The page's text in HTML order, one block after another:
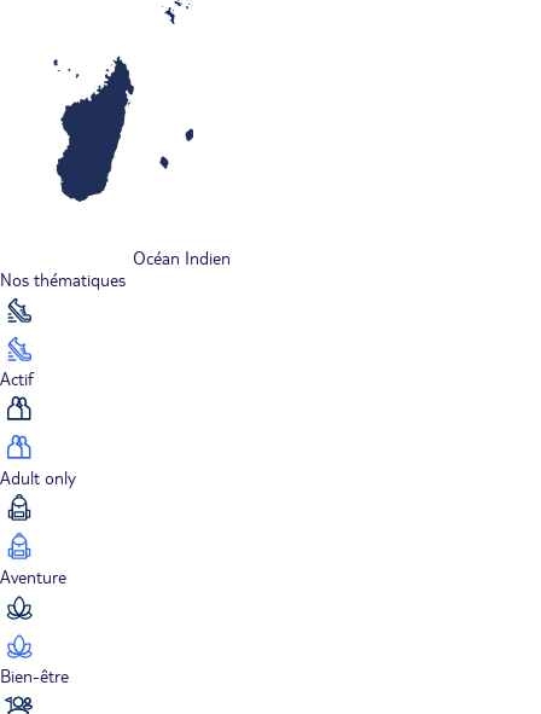
Océan Indien
Nos thématiques
Actif
Adult only
Aventure
Bien-être